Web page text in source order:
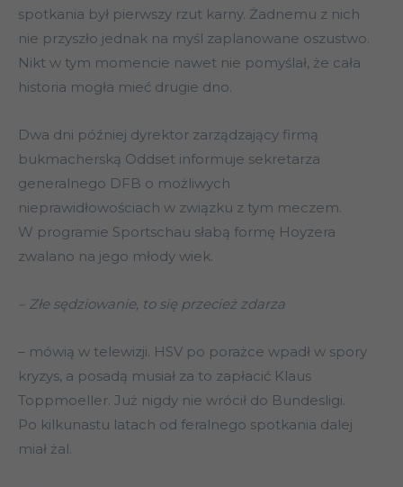
spotkania był pierwszy rzut karny. Żadnemu z nich
nie przyszło jednak na myśl zaplanowane oszustwo.
Nikt w tym momencie nawet nie pomyślał, że cała
historia mogła mieć drugie dno.
Dwa dni później dyrektor zarządzający firmą
bukmacherską Oddset informuje sekretarza
generalnego DFB o możliwych
nieprawidłowościach w związku z tym meczem.
W programie Sportschau słabą formę Hoyzera
zwalano na jego młody wiek.
– Złe sędziowanie, to się przecież zdarza
– mówią w telewizji. HSV po porażce wpadł w spory
kryzys, a posadą musiał za to zapłacić Klaus
Toppmoeller. Już nigdy nie wrócił do Bundesligi.
Po kilkunastu latach od feralnego spotkania dalej
miał żal.